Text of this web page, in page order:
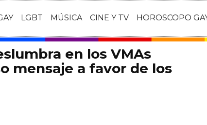
LGBT MÚSICA CINE Y TV HOROSCOPO
en los VMAs
mensaje a favor de los